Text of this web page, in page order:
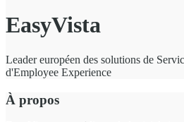
EasyVista
Leader européen des solutions de
d'Employee Experience
À propos